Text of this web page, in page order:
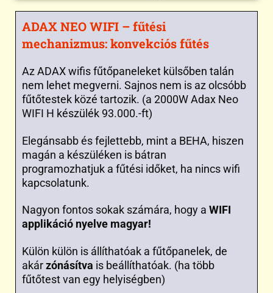
ADAX NEO WIFI – fűtési
mechanizmus: konvekciós fűtés
Az ADAX wifis fűtőpaneleket külsőben talán
nem lehet megverni. Sajnos nem is az olcsóbb
fűtőtestek közé tartozik. (a 2000W Adax Neo
WIFI H készülék 93.000.-ft)
Elegánsabb és fejlettebb, mint a BEHA, hiszen
magán a készüléken is bátran
programozhatjuk a fűtési időket, ha nincs wifi
kapcsolatunk.
Nagyon fontos sokak számára, hogy a WIFI
applikáció nyelve magyar!
Külön külön is állíthatóak a fűtőpanelek, de
akárzónásítva is beállíthatóak. (ha több
fűtőtest van egy helyiségben)